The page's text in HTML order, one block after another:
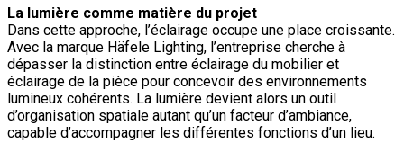
La lumière comme matière du projet
Dans cette approche, l’éclairage occupe une place croissante.
Avec la marque Häfele Lighting, l’entreprise cherche à
dépasser la distinction entre éclairage du mobilier et
éclairage de la pièce pour concevoir des environnements
lumineux cohérents. La lumière devient alors un outil
d’organisation spatiale autant qu’un facteur d’ambiance,
capable d’accompagner les différentes fonctions d’un lieu.